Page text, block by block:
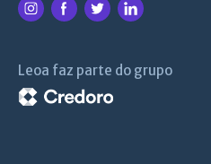
Leoa faz parte do grupo